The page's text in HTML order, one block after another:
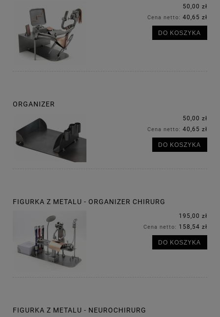
50,00 zł
Cena netto: 40,65 zł
DO KOSZYKA
ORGANIZER
50,00 zł
Cena netto: 40,65 zł
DO KOSZYKA
FIGURKA Z METALU - ORGANIZER CHIRURG
195,00 zł
Cena netto: 158,54 zł
DO KOSZYKA
FIGURKA Z METALU - NEUROCHIRURG